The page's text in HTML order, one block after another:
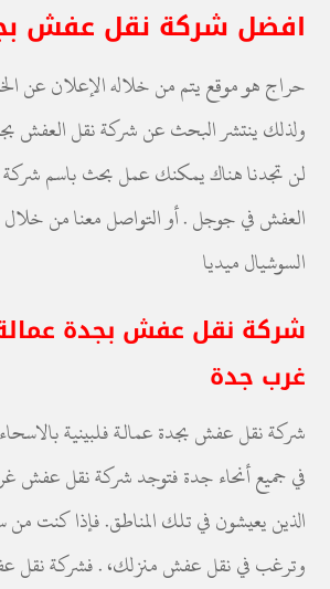
افضل شركة نقل عفش
حراج هو موقع يتم من خلاله الإعلان عن
ولذلك ينتشر البحث عن شركة نقل العفش
لن تجدنا هناك يمكنك عمل بحث باسم شركة
العفش في جوجل . أو التواصل معنا من خلال
السوشيال ميديا
شركة نقل عفش بجدة عمالة
غرب جدة
شركة نقل عفش بجدة عمالة فلبينية
في جميع أنحاء جدة فتوجد شركة نقل عفش
الذين يعيشون في تلك المناطق. فإذا كنت
وترغب في نقل عفش منزلك، . فشركة نقل